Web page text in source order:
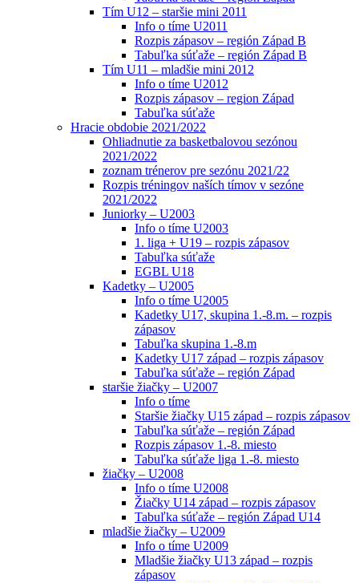
Tím U12 – staršie mini 2011
Info o tíme U2011
Rozpis zápasov – región Západ B
Tabuľka súťaže – región Západ B
Tím U11 – mladšie mini 2012
Info o tíme U2012
Rozpis zápasov – region Západ
Tabuľka súťaže
Hracie obdobie 2021/2022
Ohliadnutie za basketbalovou sezónou
2021/2022
zoznam trénerov pre sezónu 2021/22
Rozpis tréningov naších tímov v sezóne
2021/2022
Juniorky – U2003
Info o tíme U2003
1. liga + U19 – rozpis zápasov
Tabuľka súťaže
EGBL U18
Kadetky – U2005
Info o tíme U2005
Kadetky U17, skupina 1.-8.m. – rozpis
zápasov
Tabuľka skupina 1.-8.m
Kadetky U17 západ – rozpis zápasov
Tabuľka súťaže – región Západ
staršie žiačky – U2007
Info o tíme
Staršie žiačky U15 západ – rozpis zápasov
Tabuľka súťaže – región Západ
Rozpis zápasov 1.-8. miesto
Tabuľka súťaže liga 1.-8. miesto
žiačky – U2008
Info o tíme U2008
Žiačky U14 západ – rozpis zápasov
Tabuľka súťaže – región Západ U14
mladšie žiačky – U2009
Info o tíme U2009
Mladšie žiačky U13 západ – rozpis
zápasov